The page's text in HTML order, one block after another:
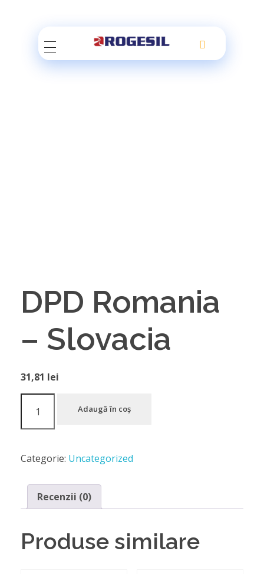
Rogesil
DPD Romania
– Slovacia
31,81 lei
Adaugă în coș
Categorie: Uncategorized
Recenzii (0)
Produse similare